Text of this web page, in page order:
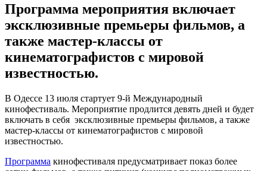
Программа мероприятия включает
эксклюзивные премьеры фильмов, а
также мастер-классы от
кинематографистов с мировой
известностью.
В Одессе 13 июля стартует 9-й Международный
кинофестиваль. Мероприятие продлится девять дней и будет
включать в себя эксклюзивные премьеры фильмов, а также
мастер-классы от кинематографистов с мировой
известностью.
Программа кинофестиваля предусматривает показ более